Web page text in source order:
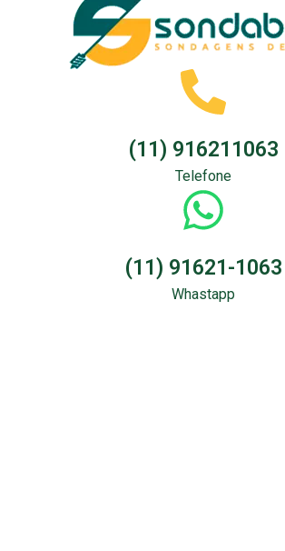
(11) 916211063
Telefone
(11) 91621-1063
Whastapp